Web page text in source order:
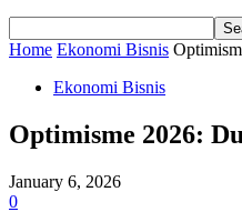
Home Ekonomi Bisnis
Ekonomi Bisnis
Optimisme 2026:
January 6, 2026
0